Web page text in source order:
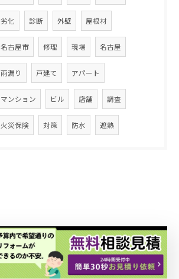
劣化 診断 外壁 屋根材
名古屋市 修理 現場 名古屋
雨漏り 戸建て アパート
マンション ビル 店舗 調査
火災保険 対策 防水 遮熱